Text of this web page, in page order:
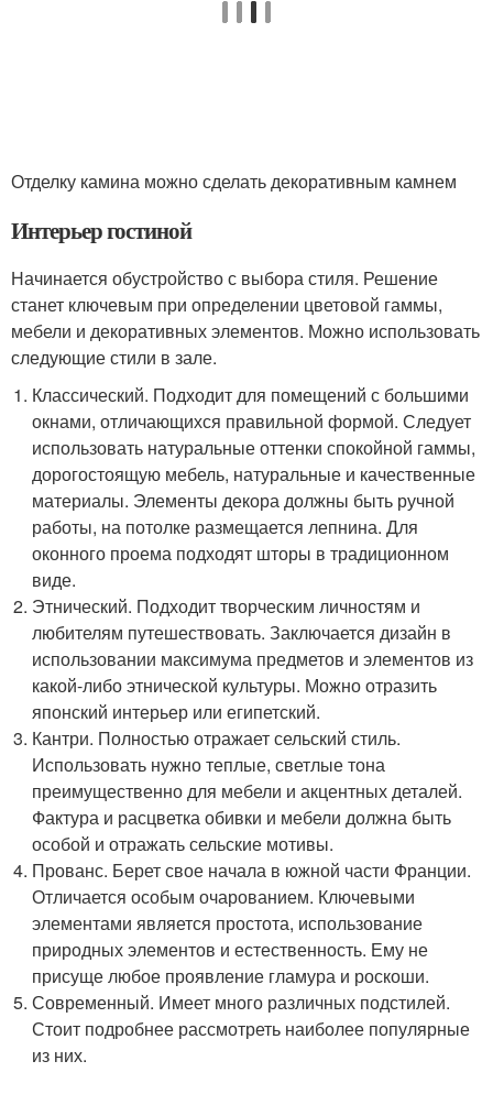
Отделку камина можно сделать декоративным камнем
Интерьер гостиной
Начинается обустройство с выбора стиля. Решение
станет ключевым при определении цветовой гаммы,
мебели и декоративных элементов. Можно использовать
следующие стили в зале.
Классический. Подходит для помещений с большими
окнами, отличающихся правильной формой. Следует
использовать натуральные оттенки спокойной гаммы,
дорогостоящую мебель, натуральные и качественные
материалы. Элементы декора должны быть ручной
работы, на потолке размещается лепнина. Для
оконного проема подходят шторы в традиционном
виде.
Этнический. Подходит творческим личностям и
любителям путешествовать. Заключается дизайн в
использовании максимума предметов и элементов из
какой-либо этнической культуры. Можно отразить
японский интерьер или египетский.
Кантри. Полностью отражает сельский стиль.
Использовать нужно теплые, светлые тона
преимущественно для мебели и акцентных деталей.
Фактура и расцветка обивки и мебели должна быть
особой и отражать сельские мотивы.
Прованс. Берет свое начала в южной части Франции.
Отличается особым очарованием. Ключевыми
элементами является простота, использование
природных элементов и естественность. Ему не
присуще любое проявление гламура и роскоши.
Современный. Имеет много различных подстилей.
Стоит подробнее рассмотреть наиболее популярные
из них.